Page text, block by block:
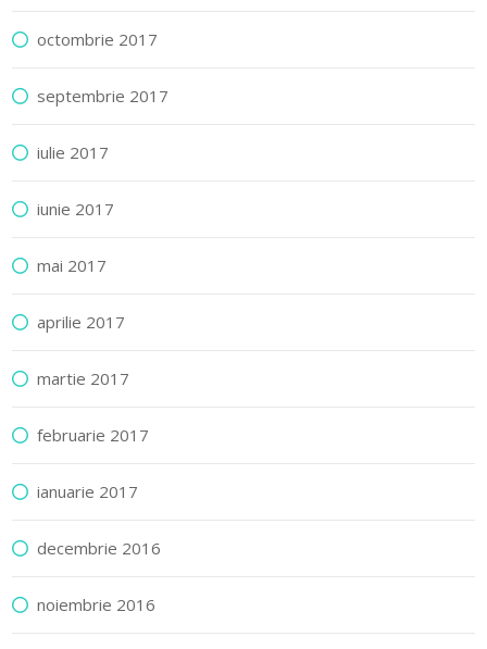
octombrie 2017
septembrie 2017
iulie 2017
iunie 2017
mai 2017
aprilie 2017
martie 2017
februarie 2017
ianuarie 2017
decembrie 2016
noiembrie 2016